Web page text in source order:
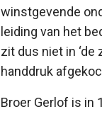
winstgevende
leiding van het
zit dus niet in ‘de
handdruk
Broer Gerlof is in